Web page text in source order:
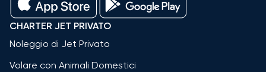
CHARTER JET PRIVATO
Noleggio di Jet Privato
Volare con Animali Domestici